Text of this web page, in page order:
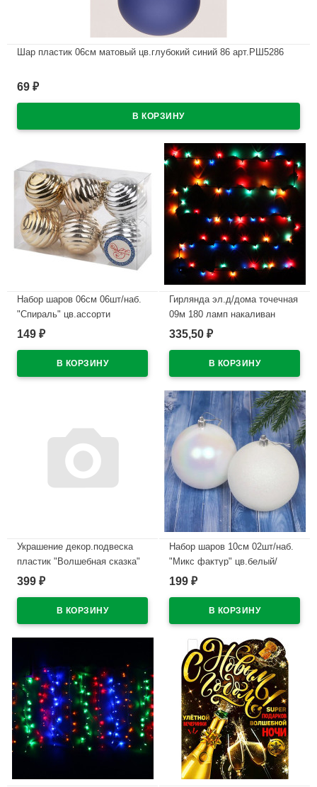
Шар пластик 06см матовый цв.глубокий синий 86 арт.РШ5286
69 ₽
Набор шаров 06см 06шт/наб.
"Спираль" цв.ассорти
арт.8674
149 ₽
Гирлянда эл.д/дома точечная
09м 180 ламп накаливан
(зел.провод) "MINI" цв.мульти
335,50 ₽
Украшение декор.подвеска
пластик "Волшебная сказка"
19,5см 02шт/наб.
399 ₽
Набор шаров 10см 02шт/наб.
"Микс фактур" цв.белый/
перламутр арт.201-1043
199 ₽